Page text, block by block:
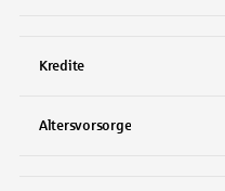
Kredite
Altersvorsorge